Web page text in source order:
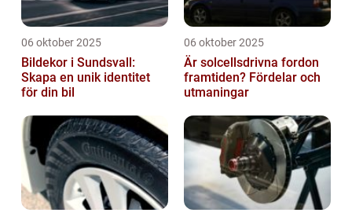
06 oktober 2025
Bildekor i Sundsvall:
Skapa en unik identitet
för din bil
06 oktober 2025
Är solcellsdrivna fordon
framtiden? Fördelar och
utmaningar